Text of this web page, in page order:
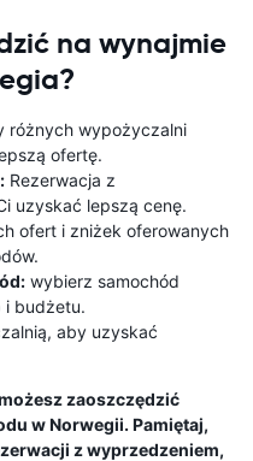
na wynajmie
różnych wypożyczalni
ofertę.
Rezerwacja z
uzyskać lepszą cenę.
ofert i zniżek oferowanych
wybierz samochód
i budżetu.
aby uzyskać
zaoszczędzić
w Norwegii. Pamiętaj,
z wyprzedzeniem,